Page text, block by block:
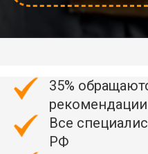
35%
рекомендации
Все
РФ